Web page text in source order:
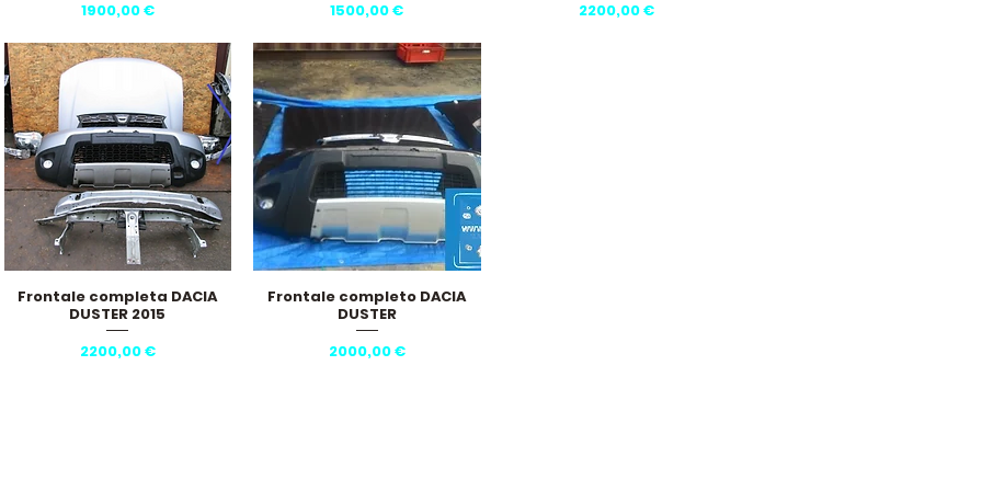
Prezzo
1900,00 € Prezzo
1500,00 € Prezzo
2200,00 €
Vista rapida
Frontale completa DACIA
DUSTER 2015
Prezzo
2200,00 €
Vista rapida
Frontale completo DACIA
DUSTER
Prezzo
2000,00 €